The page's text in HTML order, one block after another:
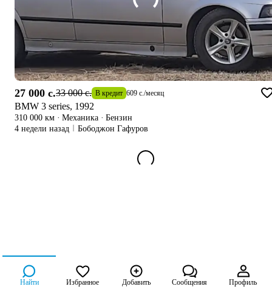
27 000 c.33 000 c. В кредит 609 c. /месяц
BMW 3 series, 1992
310 000 км · Механика · Бензин
4 недели назад
Бободжон Гафуров
Найти Избранное Добавить Сообщения Профиль